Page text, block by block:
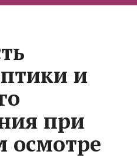
и
при
осмотре